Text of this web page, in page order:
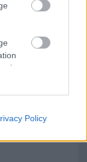
Policy
nyomtatott
az első